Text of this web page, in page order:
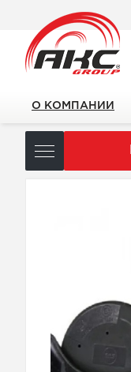
О КОМПАНИИ